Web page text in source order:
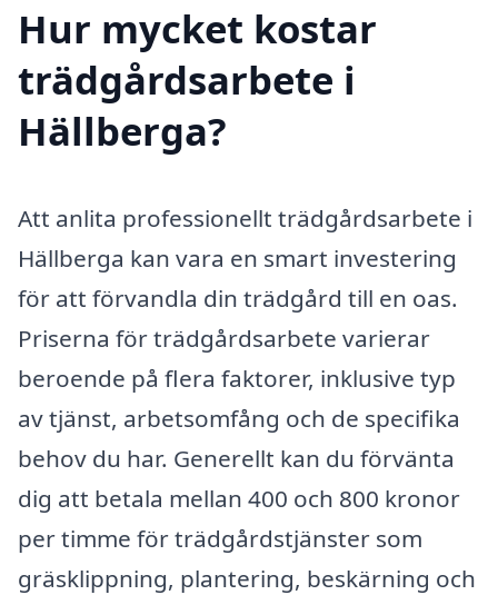
Hur mycket kostar
trädgårdsarbete i
Hällberga?
Att anlita professionellt trädgårdsarbete i
Hällberga kan vara en smart investering
för att förvandla din trädgård till en oas.
Priserna för trädgårdsarbete varierar
beroende på flera faktorer, inklusive typ
av tjänst, arbetsomfång och de specifika
behov du har. Generellt kan du förvänta
dig att betala mellan 400 och 800 kronor
per timme för trädgårdstjänster som
gräsklippning, plantering, beskärning och